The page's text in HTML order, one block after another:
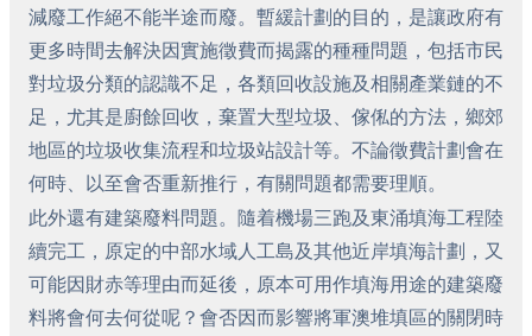
減廢工作絕不能半途而廢。暫緩計劃的目的，是讓政府有
更多時間去解決因實施徵費而揭露的種種問題，包括市民
對垃圾分類的認識不足，各類回收設施及相關產業鏈的不
足，尤其是廚餘回收，棄置大型垃圾、傢俬的方法，鄉郊
地區的垃圾收集流程和垃圾站設計等。不論徵費計劃會在
何時、以至會否重新推行，有關問題都需要理順。
此外還有建築廢料問題。隨着機場三跑及東涌填海工程陸
續完工，原定的中部水域人工島及其他近岸填海計劃，又
可能因財赤等理由而延後，原本可用作填海用途的建築廢
料將會何去何從呢？會否因而影響將軍澳堆填區的關閉時